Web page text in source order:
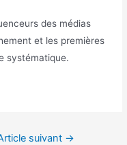
des médias
et les premières
systématique.
suivant →